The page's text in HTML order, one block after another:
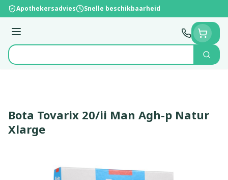
Ga naar de inhoud
Apothekersadvies Snelle beschikbaarheid
Menu
Product, merk, categorie...
Zoek
Bota Tovarix 20/ii Man Agh-p Natur
Xlarge